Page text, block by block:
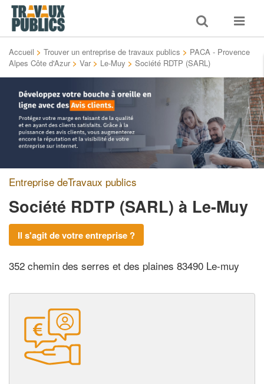
Toggle
search
Toggle
Accueil > Trouver un entreprise de travaux publics > PACA - Provence
Alpes Côte d'Azur > Var > Le-Muy > Société RDTP (SARL)
Entreprise deTravaux publics
Société RDTP (SARL) à Le-Muy
Il s'agit de votre entreprise ?
352 chemin des serres et des plaines 83490 Le-muy